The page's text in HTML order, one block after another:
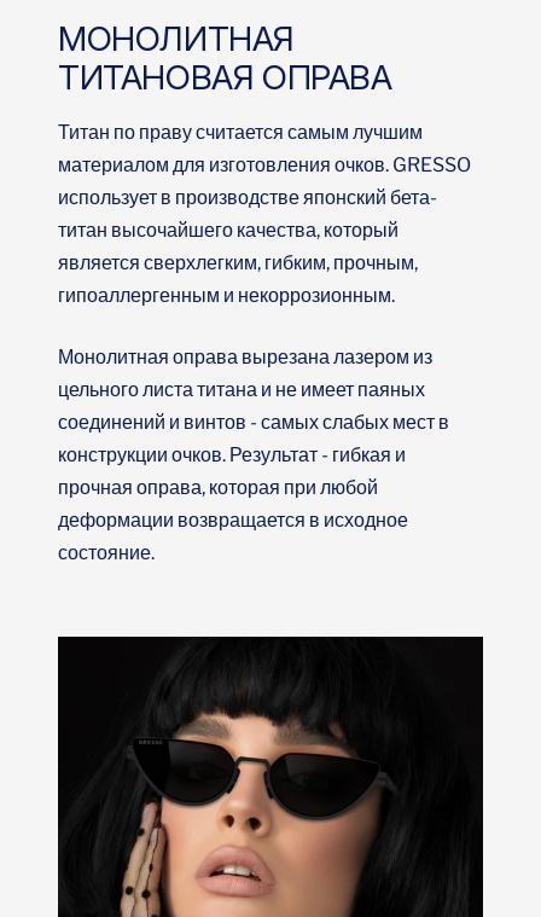
МОНОЛИТНАЯ
ТИТАНОВАЯ ОПРАВА
Титан по праву считается самым лучшим
материалом для изготовления очков. GRESSO
использует в производстве японский бета-
титан высочайшего качества, который
является сверхлегким, гибким, прочным,
гипоаллергенным и некоррозионным.
Монолитная оправа вырезана лазером из
цельного листа титана и не имеет паяных
соединений и винтов - самых слабых мест в
конструкции очков. Результат - гибкая и
прочная оправа, которая при любой
деформации возвращается в исходное
состояние.